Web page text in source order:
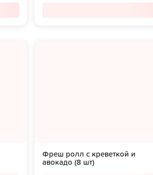
Фреш ролл с креветкой и
авокадо (8 шт)